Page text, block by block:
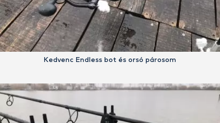
Kedvenc Endless bot és orsó párosom